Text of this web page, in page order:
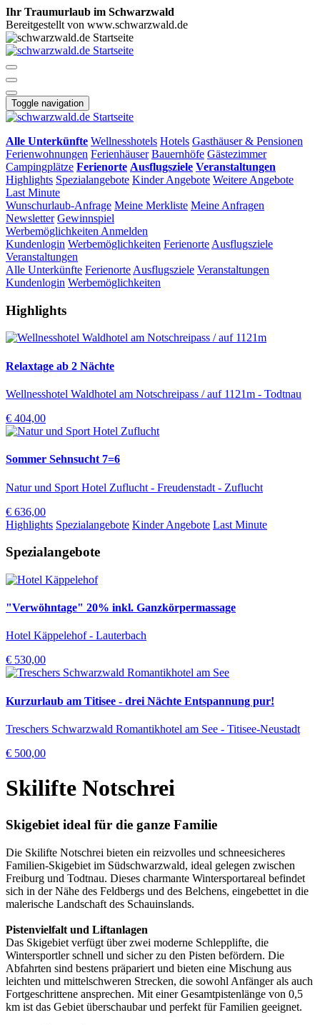
Ihr Traumurlaub im Schwarzwald
Bereitgestellt von www.schwarzwald.de
Toggle navigation
Alle Unterkünfte Wellnesshotels Hotels Gasthäuser & Pensionen
Ferienwohnungen Ferienhäuser Bauernhöfe Gästezimmer
Campingplätze Ferienorte Ausflugsziele Veranstaltungen
Highlights Spezialangebote Kinder Angebote Weitere Angebote
Last Minute
Wunschurlaub-Anfrage Meine Merkliste Meine Anfragen
Newsletter Gewinnspiel
Werbemöglichkeiten Anmelden
Kundenlogin Werbemöglichkeiten Ferienorte Ausflugsziele
Veranstaltungen
Alle Unterkünfte Ferienorte Ausflugsziele Veranstaltungen
Kundenlogin Werbemöglichkeiten
Highlights
Relaxtage ab 2 Nächte
Wellnesshotel Waldhotel am Notschreipass / auf 1121m - Todtnau
€ 404,00
Sommer Sehnsucht 7=6
Natur und Sport Hotel Zuflucht - Freudenstadt - Zuflucht
€ 636,00
Highlights Spezialangebote Kinder Angebote Last Minute
Spezialangebote
"Verwöhntage" 20% inkl. Ganzkörpermassage
Hotel Käppelehof - Lauterbach
€ 530,00
Kurzurlaub am Titisee - drei Nächte Entspannung pur!
Treschers Schwarzwald Romantikhotel am See - Titisee-Neustadt
€ 500,00
Skilifte Notschrei
Skigebiet ideal für die ganze Familie
Die Skilifte Notschrei bieten ein reizvolles und schneesicheres
Familien-Skigebiet im Südschwarzwald, ideal gelegen zwischen
Freiburg und Todtnau. Dieses charmante Wintersportareal befindet
sich in der Nähe des Feldbergs und des Belchens, eingebettet in die
malerische Landschaft des Schauinslands.
Pistenvielfalt und Liftanlagen
Das Skigebiet verfügt über zwei moderne Schlepplifte, die
Wintersportler schnell und sicher zu den Pisten befördern. Die
Abfahrten sind bestens präpariert und bieten eine Mischung aus
leichten und mittelschweren Strecken, die sowohl Anfänger als auch
Fortgeschrittene ansprechen. Mit einer Gesamtpistenlänge von 0,5
km ist das Gebiet überschaubar und perfekt für Familien geeignet.